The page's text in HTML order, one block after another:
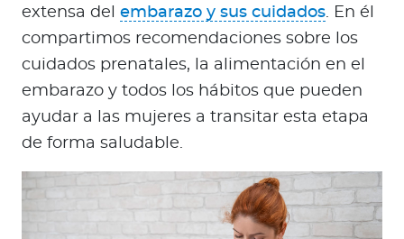
extensa del embarazo y sus cuidados. En él
compartimos recomendaciones sobre los
cuidados prenatales, la alimentación en el
embarazo y todos los hábitos que pueden
ayudar a las mujeres a transitar esta etapa
de forma saludable.